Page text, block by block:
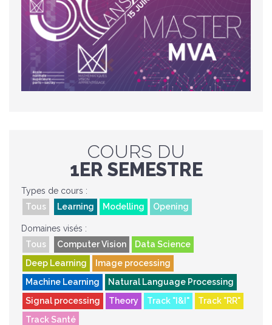
COURS DU
1ER SEMESTRE
Types de cours :
Tous
Learning Modelling Opening
Domaines visés :
Tous
Computer Vision
Data Science
Deep Learning
Image processing
Machine Learning
Natural Language Processing
Signal processing
Theory Track "I&I"
Track "RR"
Track Santé